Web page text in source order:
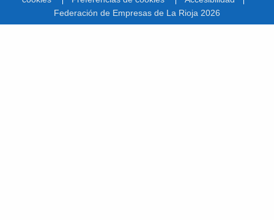
Federación de Empresas de La Rioja 2026